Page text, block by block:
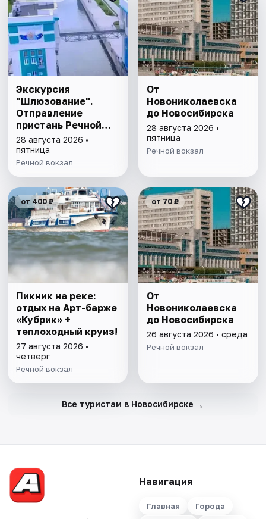
Экскурсия
"Шлюзование".
Отправление
пристань Речной
вокзал- Прибытие
пристань Речной
вокзал с питанием
28 августа 2026 •
пятница
Речной вокзал
От
Новониколаевска
до Новосибирска
28 августа 2026 •
пятница
Речной вокзал
от 400 ₽
Пикник на реке:
отдых на Арт-барже
«Кубрик» +
теплоходный круиз!
27 августа 2026 •
четверг
Речной вокзал
от 70 ₽
От
Новониколаевска
до Новосибирска
26 августа 2026 • среда
Речной вокзал
Все туристам в Новосибирске →
Навигация
Главная Города